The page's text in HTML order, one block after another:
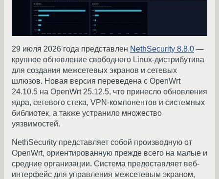
29 июля 2026 года представлен NethSecurity 8.8.0 —
крупное обновление свободного Linux-дистрибутива
для создания межсетевых экранов и сетевых
шлюзов. Новая версия переведена с OpenWrt
24.10.5 на OpenWrt 25.12.5, что принесло обновления
ядра, сетевого стека, VPN-компонентов и системных
библиотек, а также устранило множество
уязвимостей.
NethSecurity представляет собой производную от
OpenWrt, ориентированную прежде всего на малые и
средние организации. Система предоставляет веб-
интерфейс для управления межсетевым экраном,